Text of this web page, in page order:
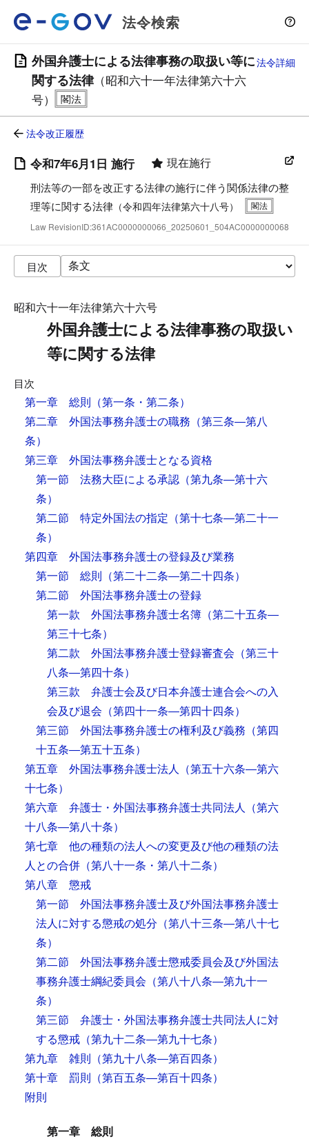
法令検索
外国弁護士による法律事務の取扱い等に
関する法律（昭和六十一年法律第六十六
号）
法令詳細
法令改正履歴
令和7年6月1日 施行 現在施行
刑法等の一部を改正する法律の施行に伴う関係法律の整
理等に関する法律 （令和四年法律第六十八号）
Law RevisionID:361AC0000000066_20250601_504AC0000000068
目次
昭和六十一年法律第六十六号
外国弁護士による法律事務の取扱い
等に関する法律
目次
第一章 総則 （第一条・第二条）
第二章 外国法事務弁護士の職務 （第三条―第八
条）
第三章 外国法事務弁護士となる資格
第一節 法務大臣による承認 （第九条―第十六
条）
第二節 特定外国法の指定 （第十七条―第二十一
条）
第四章 外国法事務弁護士の登録及び業務
第一節 総則 （第二十二条―第二十四条）
第二節 外国法事務弁護士の登録
第一款 外国法事務弁護士名簿 （第二十五条―
第三十七条）
第二款 外国法事務弁護士登録審査会 （第三十
八条―第四十条）
第三款 弁護士会及び日本弁護士連合会への入
会及び退会 （第四十一条―第四十四条）
第三節 外国法事務弁護士の権利及び義務 （第四
十五条―第五十五条）
第五章 外国法事務弁護士法人 （第五十六条―第六
十七条）
第六章 弁護士・外国法事務弁護士共同法人 （第六
十八条―第八十条）
第七章 他の種類の法人への変更及び他の種類の法
人との合併 （第八十一条・第八十二条）
第八章 懲戒
第一節 外国法事務弁護士及び外国法事務弁護士
法人に対する懲戒の処分 （第八十三条―第八十七
条）
第二節 外国法事務弁護士懲戒委員会及び外国法
事務弁護士綱紀委員会 （第八十八条―第九十一
条）
第三節 弁護士・外国法事務弁護士共同法人に対
する懲戒 （第九十二条―第九十七条）
第九章 雑則 （第九十八条―第百四条）
第十章 罰則 （第百五条―第百十四条）
附則
第一章 総則